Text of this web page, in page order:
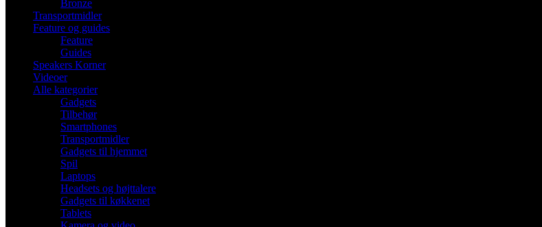
Bronze
Transportmidler
Feature og guides
Feature
Guides
Speakers Korner
Videoer
Alle kategorier
Gadgets
Tilbehør
Smartphones
Transportmidler
Gadgets til hjemmet
Spil
Laptops
Headsets og højttalere
Gadgets til køkkenet
Tablets